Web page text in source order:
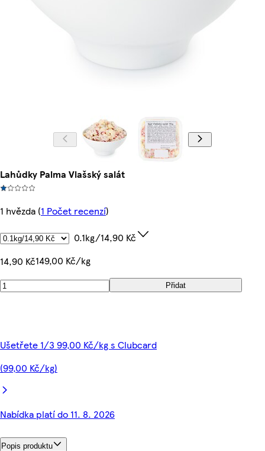
Lahůdky Palma Vlašský salát
1 hvězda (1 Počet recenzí)
0.1kg/14,90 Kč
14,90 Kč149,00 Kč/kg
Přidat
Ušetřete 1/3 99,00 Kč/kg s Clubcard
(99,00 Kč/kg)
Nabídka platí do 11. 8. 2026
Popis produktu